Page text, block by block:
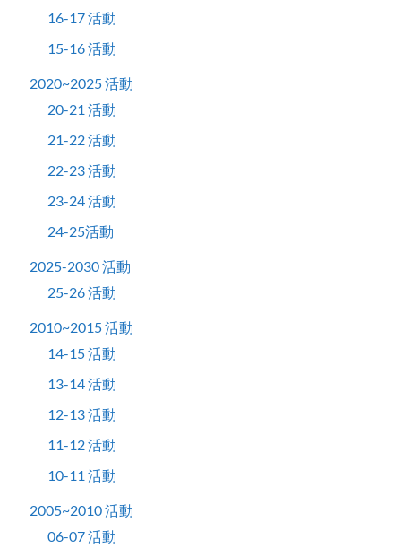
16-17 活動
15-16 活動
2020~2025 活動
20-21 活動
21-22 活動
22-23 活動
23-24 活動
24-25活動
2025-2030 活動
25-26 活動
2010~2015 活動
14-15 活動
13-14 活動
12-13 活動
11-12 活動
10-11 活動
2005~2010 活動
06-07 活動